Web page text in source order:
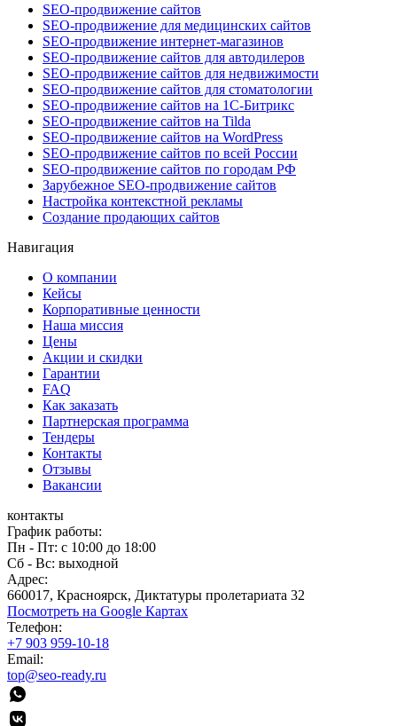
SEO-продвижение сайтов
SEO-продвижение для медицинских сайтов
SEO-продвижение интернет-магазинов
SEO-продвижение сайтов для автодилеров
SEO-продвижение сайтов для недвижимости
SEO-продвижение сайтов для стоматологии
SEO-продвижение сайтов на 1С-Битрикс
SEO-продвижение сайтов на Tilda
SEO-продвижение сайтов на WordPress
SEO-продвижение сайтов по всей России
SEO-продвижение сайтов по городам РФ
Зарубежное SEO-продвижение сайтов
Настройка контекстной рекламы
Создание продающих сайтов
Навигация
О компании
Кейсы
Корпоративные ценности
Наша миссия
Цены
Акции и скидки
Гарантии
FAQ
Как заказать
Партнерская программа
Тендеры
Контакты
Отзывы
Вакансии
контакты
График работы:
Пн - Пт: с 10:00 до 18:00
Сб - Вс: выходной
Адрес:
660017, Красноярск, Диктатуры пролетариата 32
Посмотреть на Google Картах
Телефон:
+7 903 959-10-18
Email:
top@seo-ready.ru